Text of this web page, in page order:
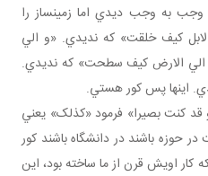
به وجب ديدي اما زمين ساز را
کيف خلقت» که نديدي. «و الي
الي الارض کيف سطحت» که نديدي.
اينها پس کور هستي.
کنت بصيرا» فرمود «کذلک» يعني
حوزه باشند در دانشگاه باشند کور
کار اويش قرن از ما ساخته بود، اين